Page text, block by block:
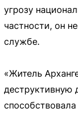
угрозу
частности, он
службе.
«Житель
деструктивную